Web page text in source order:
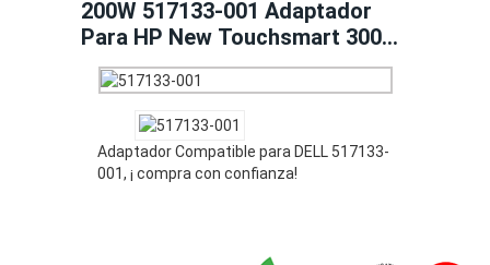
200W 517133-001 Adaptador
Para HP New Touchsmart 300
Series Power Supply 200 Watt
Adaptador Compatible para DELL 517133-
001, ¡ compra con confianza!